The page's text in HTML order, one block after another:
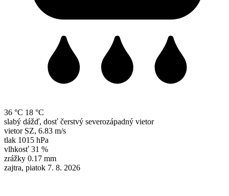
36 °C 18 °C
slabý dážď, dosť čerstvý severozápadný vietor
vietor SZ, 6.83 m/s
tlak 1015 hPa
vlhkosť 31 %
zrážky 0.17 mm
zajtra, piatok 7. 8. 2026